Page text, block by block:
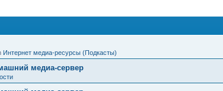
Интернет медиа-ресурсы (Подкасты)
медиа-сервер